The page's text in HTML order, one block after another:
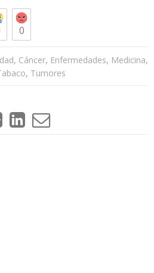
0
, Cáncer, Enfermedades, Medicina,
, Tumores